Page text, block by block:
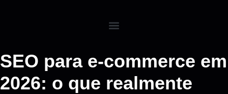
SEO para e-commerce em
2026: o que realmente